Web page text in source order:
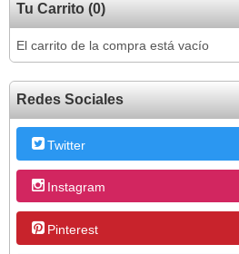
Tu Carrito (0)
El carrito de la compra está vacío
Redes Sociales
Twitter
Instagram
Pinterest